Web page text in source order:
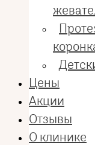
Цены
Акции
Отзывы
О клинике